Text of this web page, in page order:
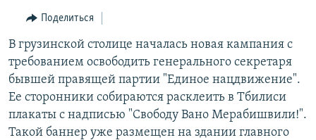
поискуАРМЕНИЯ
АЗЕРБАЙДЖАН
ПОЛИТИКА
ЭКОНОМИКА
ОБЩЕСТВО
КУЛЬТУРА
СПОРТ
РУБРИКИ
НЕКРУГЛЫЙ СТОЛ
ГОСТЬ НЕДЕЛИ
ПОЗИЦИЯ
БЛОГИ
МУЛЬТИМЕДИА
ВИДЕО
ФОТО
АУДИО
ПОДКАСТЫ
АРХИВ РАДИОПРОГРАММЫ
ПРИСОЕДИНЯЙТЕСЬ!
Поделиться
В грузинской столице началась новая кампания с
требованием освободить генерального секретаря
бывшей правящей партии "Единое нацдвижение".
Ее сторонники собираются расклеить в Тбилиси
плакаты с надписью "Свободу Вано Мерабишвили!".
Такой баннер уже размещен на здании главного